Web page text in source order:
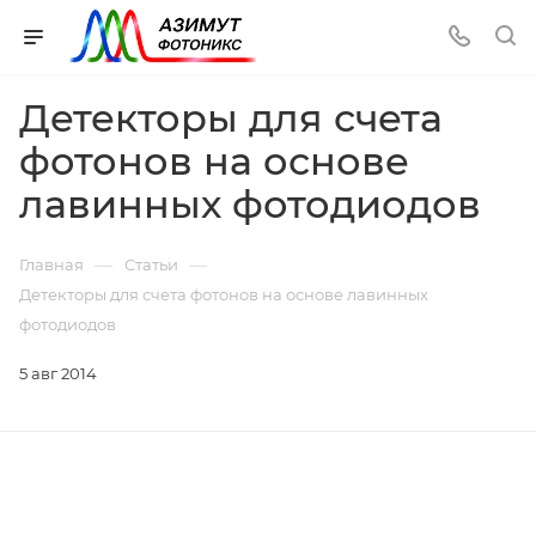
Детекторы для счета
фотонов на основе
лавинных фотодиодов
Главная — Статьи —
Детекторы для счета фотонов на основе лавинных
фотодиодов
5 авг 2014